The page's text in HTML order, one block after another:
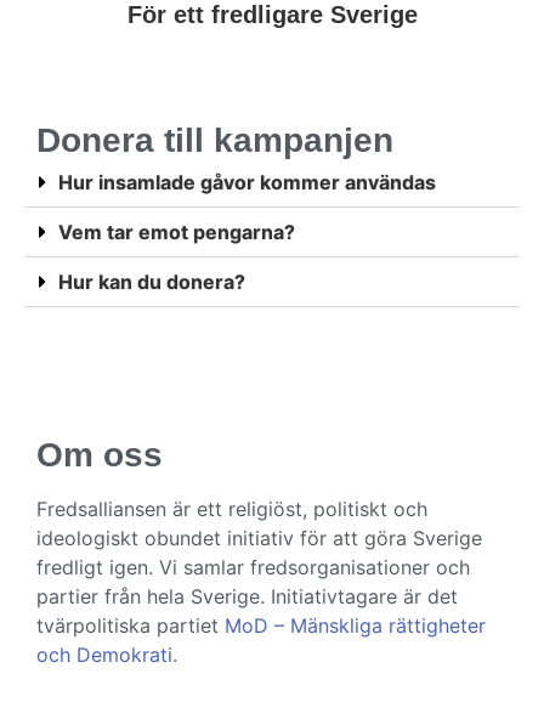
För ett fredligare Sverige
Donera till kampanjen
Hur insamlade gåvor kommer användas
Vem tar emot pengarna?
Hur kan du donera?
Om oss
Fredsalliansen är ett religiöst, politiskt och
ideologiskt obundet initiativ för att göra Sverige
fredligt igen. Vi samlar fredsorganisationer och
partier från hela Sverige. Initiativtagare är det
tvärpolitiska partiet MoD – Mänskliga rättigheter
och Demokrati.